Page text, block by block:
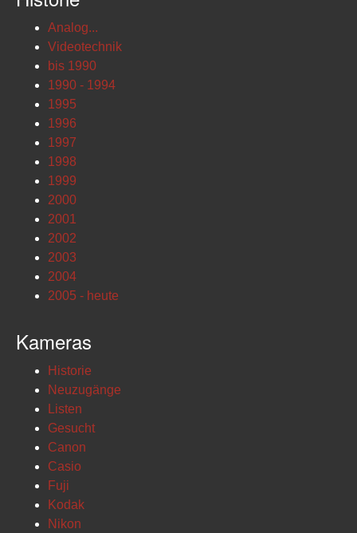
Analog...
Videotechnik
bis 1990
1990 - 1994
1995
1996
1997
1998
1999
2000
2001
2002
2003
2004
2005 - heute
Kameras
Historie
Neuzugänge
Listen
Gesucht
Canon
Casio
Fuji
Kodak
Nikon